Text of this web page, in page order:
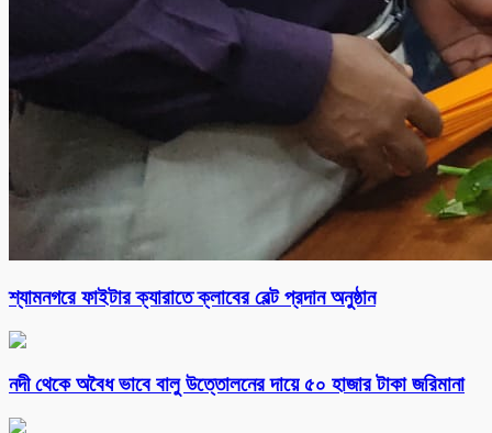
শ্যামনগরে ফাইটার ক্যারাতে ক্লাবের বেল্ট প্রদান অনুষ্ঠান
নদী থেকে অবৈধ ভাবে বালু উত্তোলনের দায়ে ৫০ হাজার টাকা জরিমানা